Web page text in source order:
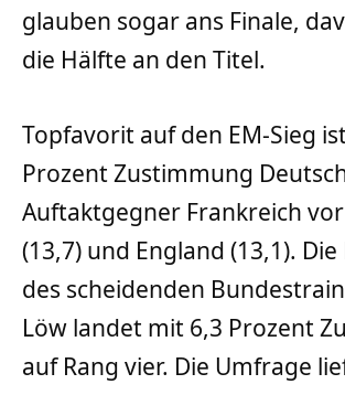
glauben sogar ans Finale,
die Hälfte an den Titel.
Topfavorit auf den EM-Sieg
Prozent Zustimmung
Auftaktgegner Frankreich
(13,7) und England (13,1).
des scheidenden
Löw landet mit 6,3 Prozent
auf Rang vier. Die Umfrage